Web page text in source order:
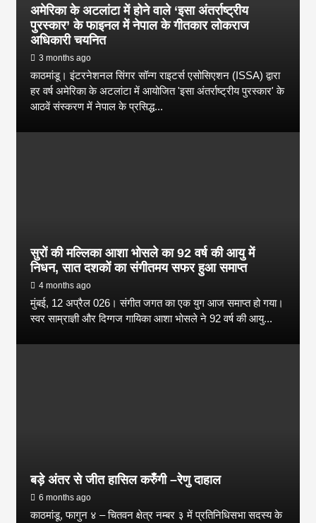
अमेरिका के अटलांटा में होने वाले ‘इसा अंतर्राष्ट्रीय
पुरस्कार’ के फाइनल में नेपाल के गीतकार लोकराज
अधिकारी चयनित
3 months ago
काठमांडू। इंटरनेशनल सिंगर सॉन्ग राइटर्स एसोसिएशन (ISSA) द्वारा
हर वर्ष अमेरिका के अटलांटा में आयोजित 'इसा अंतर्राष्ट्रीय पुरस्कार' के
आठवें संस्करण में नेपाल के प्रसिद्ध...
सुरों की मल्लिका आशा भोसले का 92 वर्ष की आयु में
निधन, सात दशकों का संगीतमय सफर हुआ समाप्त
4 months ago
मुंबई, 12 अप्रैल 026। संगीत जगत का एक युग आज समाप्त हो गया।
स्वर साम्राज्ञी और दिग्गज गायिका आशा भोसले ने 92 वर्ष की आयु...
बड़े अंतर से जीत हासिल करुँंगी –रेणु दाहाल
6 months ago
काठमांडू, फागुन ४ – चितवन क्षेत्र नम्बर ३ में प्रतिनिधिसभा सदस्य के